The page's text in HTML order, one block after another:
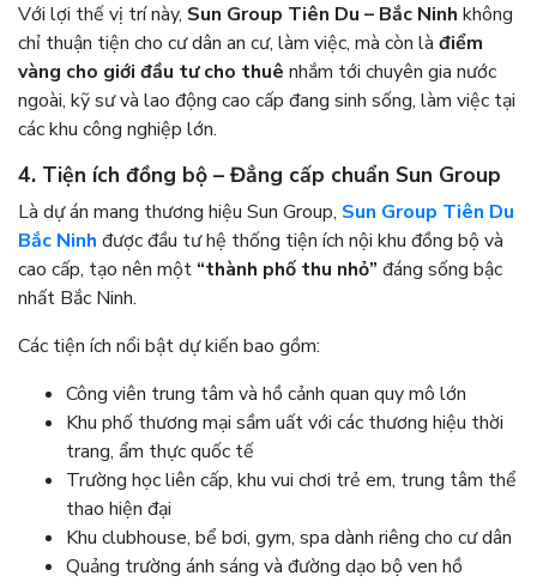
Với lợi thế vị trí này, Sun Group Tiên Du – Bắc Ninh không
chỉ thuận tiện cho cư dân an cư, làm việc, mà còn là điểm
vàng cho giới đầu tư cho thuê nhắm tới chuyên gia nước
ngoài, kỹ sư và lao động cao cấp đang sinh sống, làm việc tại
các khu công nghiệp lớn.
4. Tiện ích đồng bộ – Đẳng cấp chuẩn Sun Group
Là dự án mang thương hiệu Sun Group, Sun Group Tiên Du
Bắc Ninh được đầu tư hệ thống tiện ích nội khu đồng bộ và
cao cấp, tạo nên một “thành phố thu nhỏ” đáng sống bậc
nhất Bắc Ninh.
Các tiện ích nổi bật dự kiến bao gồm:
Công viên trung tâm và hồ cảnh quan quy mô lớn
Khu phố thương mại sầm uất với các thương hiệu thời
trang, ẩm thực quốc tế
Trường học liên cấp, khu vui chơi trẻ em, trung tâm thể
thao hiện đại
Khu clubhouse, bể bơi, gym, spa dành riêng cho cư dân
Quảng trường ánh sáng và đường dạo bộ ven hồ